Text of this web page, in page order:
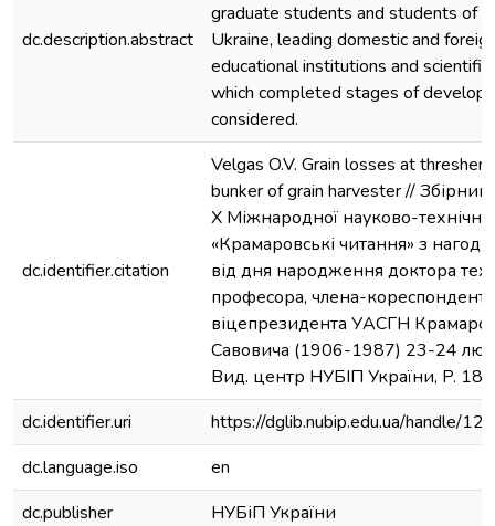
dc.description.abstract
graduate students and students of
Ukraine, leading domestic and
educational institutions and
which completed stages of
considered.
dc.identifier.citation
Velgas O.V. Grain losses at thresher
bunker of grain harvester // Збірник
Х Міжнародної науково-
«Крамаровські читання» з
від дня народження доктора
професора, члена-
віцепрезидента УАСГН
Савовича (1906-1987) 23-24
Вид. центр НУБІП України, P.
dc.identifier.uri
https://dglib.nubip.edu.ua/handle/
dc.language.iso
en
dc.publisher
НУБіП України